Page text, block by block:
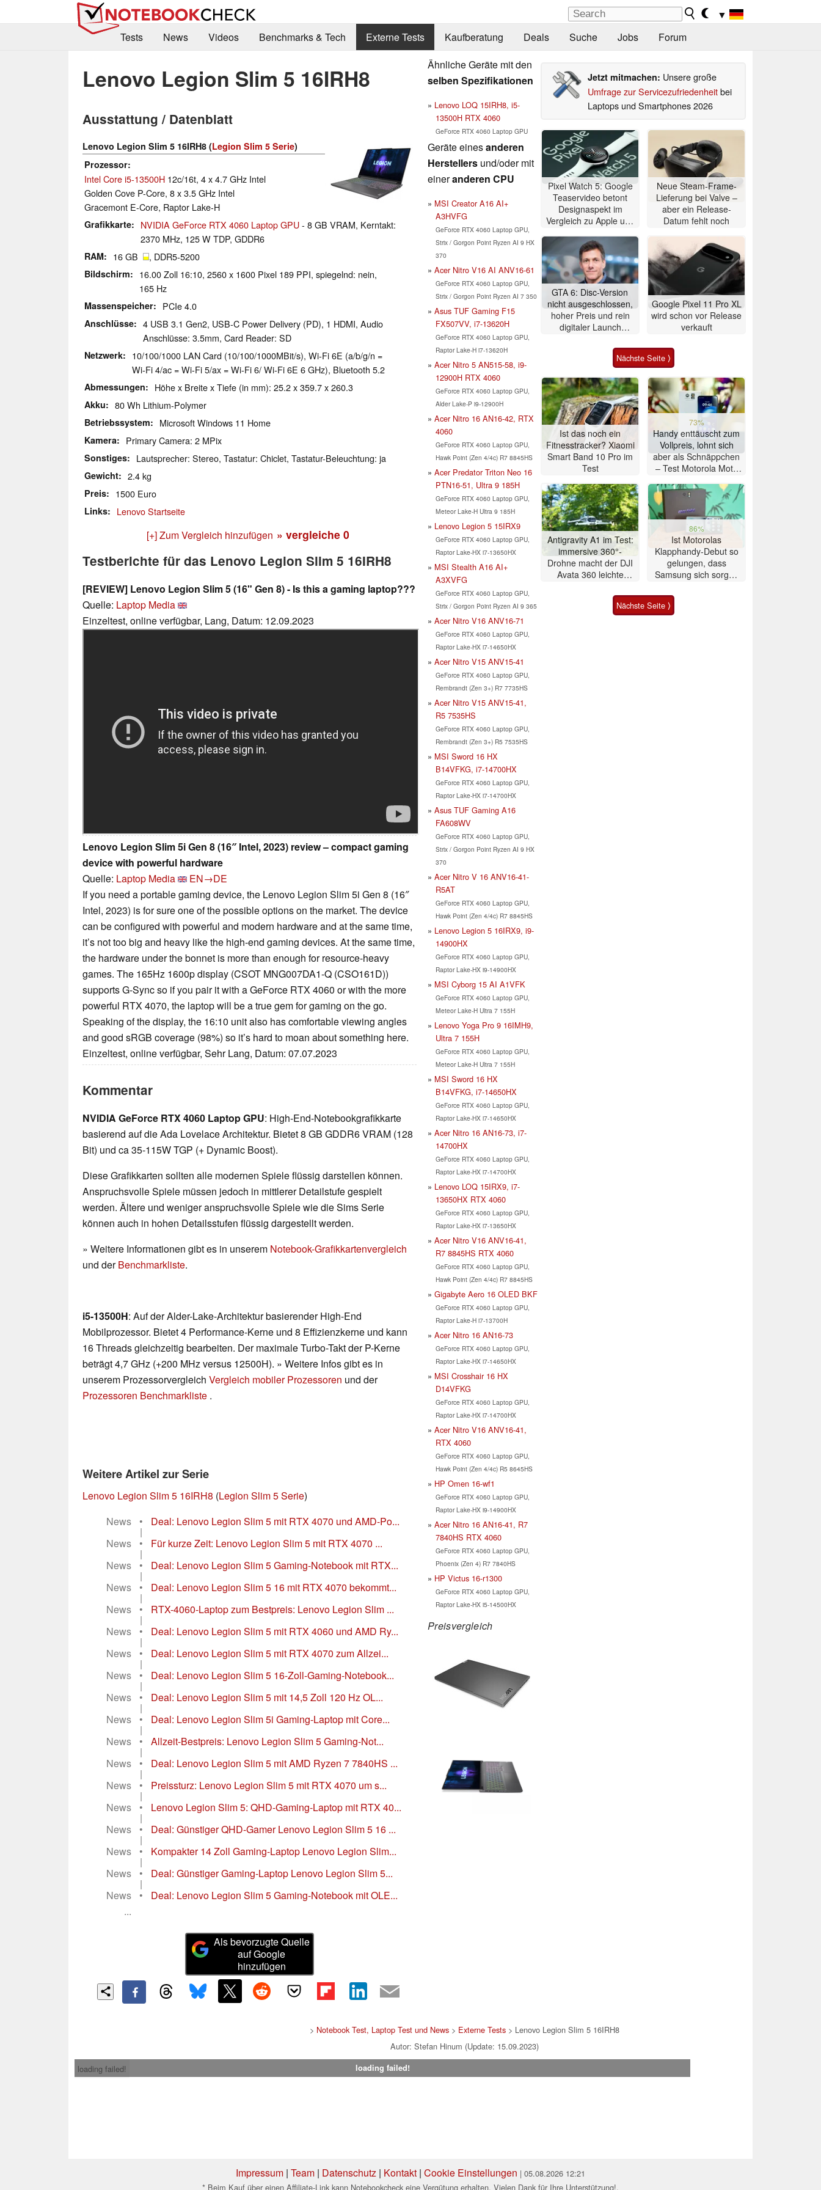
▼
Tests
News Videos Benchmarks & Tech Externe Tests Kaufberatung Deals Suche Jobs Forum
Lenovo Legion Slim 5 16IRH8
Ausstattung / Datenblatt
Lenovo Legion Slim 5 16IRH8 (Legion Slim 5 Serie)
Prozessor
Intel Core i5-13500H 12c/16t, 4 x 4.7 GHz Intel
Golden Cove P-Core, 8 x 3.5 GHz Intel
Gracemont E-Core, Raptor Lake-H
Grafikkarte NVIDIA GeForce RTX 4060 Laptop GPU- 8 GB VRAM, Kerntakt:
2370 MHz, 125 W TDP, GDDR6
RAM 16 GB , DDR5-5200
Bildschirm
16.00 Zoll 16:10, 2560 x 1600 Pixel 189 PPI, spiegelnd: nein,
165 Hz
Massenspeicher PCIe 4.0
Anschlüsse
4 USB 3.1 Gen2, USB-C Power Delivery (PD), 1 HDMI, Audio
Anschlüsse: 3.5mm, Card Reader: SD
Netzwerk
10/100/1000 LAN Card (10/100/1000MBit/s), Wi-Fi 6E (a/b/g/n =
Wi-Fi 4/ac = Wi-Fi 5/ax = Wi-Fi 6/ Wi-Fi 6E 6 GHz), Bluetooth 5.2
Abmessungen Höhe x Breite x Tiefe (in mm): 25.2 x 359.7 x 260.3
Akku 80 Wh Lithium-Polymer
Betriebssystem Microsoft Windows 11 Home
Kamera Primary Camera: 2 MPix
Sonstiges Lautsprecher: Stereo, Tastatur: Chiclet, Tastatur-Beleuchtung: ja
Gewicht 2.4 kg
Preis 1500 Euro
Links Lenovo Startseite
[+] Zum Vergleich hinzufügen » vergleiche 0
Testberichte für das Lenovo Legion Slim 5 16IRH8
[REVIEW] Lenovo Legion Slim 5 (16" Gen 8) - Is this a gaming laptop???
Quelle: Laptop Media
Einzeltest, online verfügbar, Lang, Datum: 12.09.2023
Lenovo Legion Slim 5i Gen 8 (16″ Intel, 2023) review – compact gaming
device with powerful hardware
Quelle: Laptop Media
EN→DE
If you need a portable gaming device, the Lenovo Legion Slim 5i Gen 8 (16″
Intel, 2023) is for sure one of the possible options on the market. The device
can be configured with powerful and modern hardware and at the same time,
it’s not too big and heavy like the high-end gaming devices. At the same time,
the hardware under the bonnet is more than enough for resource-heavy
games. The 165Hz 1600p display (CSOT MNG007DA1-Q (CSO161D))
supports G-Sync so if you pair it with a GeForce RTX 4060 or with the more
powerful RTX 4070, the laptop will be a true gem for gaming on the go.
Speaking of the display, the 16:10 unit also has comfortable viewing angles
and good sRGB coverage (98%) so it’s hard to moan about something here.
Einzeltest, online verfügbar, Sehr Lang, Datum: 07.07.2023
Kommentar
NVIDIA GeForce RTX 4060 Laptop GPU: High-End-Notebookgrafikkarte
basierend auf die Ada Lovelace Architektur. Bietet 8 GB GDDR6 VRAM (128
Bit) und ca 35-115W TGP (+ Dynamic Boost).
Diese Grafikkarten sollten alle modernen Spiele flüssig darstellen können.
Anspruchsvolle Spiele müssen jedoch in mittlerer Detailstufe gespielt
werden. Ältere und weniger anspruchsvolle Spiele wie die Sims Serie
können auch in hohen Detailsstufen flüssig dargestellt werden.
» Weitere Informationen gibt es in unserem Notebook-Grafikkartenvergleich
und derBenchmarkliste.
i5-13500H: Auf der Alder-Lake-Architektur basierender High-End
Mobilprozessor. Bietet 4 Performance-Kerne und 8 Effizienzkerne und kann
16 Threads gleichzeitig bearbeiten. Der maximale Turbo-Takt der P-Kerne
beträgt 4,7 GHz (+200 MHz versus 12500H). » Weitere Infos gibt es in
unserem Prozessorvergleich Vergleich mobiler Prozessoren und der
Prozessoren Benchmarkliste .
Weitere Artikel zur Serie
Lenovo Legion Slim 5 16IRH8 (Legion Slim 5 Serie)
News
• Deal: Lenovo Legion Slim 5 mit RTX 4070 und AMD-Po...
|
News
• Für kurze Zeit: Lenovo Legion Slim 5 mit RTX 4070 ...
|
News
• Deal: Lenovo Legion Slim 5 Gaming-Notebook mit RTX...
|
News
• Deal: Lenovo Legion Slim 5 16 mit RTX 4070 bekommt...
|
News
• RTX-4060-Laptop zum Bestpreis: Lenovo Legion Slim ...
|
News
• Deal: Lenovo Legion Slim 5 mit RTX 4060 und AMD Ry...
|
News
• Deal: Lenovo Legion Slim 5 mit RTX 4070 zum Allzei...
|
News
• Deal: Lenovo Legion Slim 5 16-Zoll-Gaming-Notebook...
|
News
• Deal: Lenovo Legion Slim 5 mit 14,5 Zoll 120 Hz OL...
|
News
• Deal: Lenovo Legion Slim 5i Gaming-Laptop mit Core...
|
News
• Allzeit-Bestpreis: Lenovo Legion Slim 5 Gaming-Not...
|
News
• Deal: Lenovo Legion Slim 5 mit AMD Ryzen 7 7840HS ...
|
News
• Preissturz: Lenovo Legion Slim 5 mit RTX 4070 um s...
|
News
• Lenovo Legion Slim 5: QHD-Gaming-Laptop mit RTX 40...
|
News
• Deal: Günstiger QHD-Gamer Lenovo Legion Slim 5 16 ...
|
News
• Kompakter 14 Zoll Gaming-Laptop Lenovo Legion Slim...
|
News
• Deal: Günstiger Gaming-Laptop Lenovo Legion Slim 5...
|
News
•
Deal: Lenovo Legion Slim 5 Gaming-Notebook mit OLE...
...
Als bevorzugte Quelle
auf Google
hinzufügen
Ähnliche Geräte mit den
selben Spezifikationen
Lenovo LOQ 15IRH8, i5-
13500H RTX 4060
GeForce RTX 4060 Laptop GPU
Geräte einesanderen
Herstellers und/oder mit
eineranderen CPU
MSI Creator A16 AI+
A3HVFG
GeForce RTX 4060 Laptop GPU,
Strix / Gorgon Point Ryzen AI 9 HX
370
Acer Nitro V16 AI ANV16-61
GeForce RTX 4060 Laptop GPU,
Strix / Gorgon Point Ryzen AI 7 350
Asus TUF Gaming F15
FX507VV, i7-13620H
GeForce RTX 4060 Laptop GPU,
Raptor Lake-H i7-13620H
Acer Nitro 5 AN515-58, i9-
12900H RTX 4060
GeForce RTX 4060 Laptop GPU,
Alder Lake-P i9-12900H
Acer Nitro 16 AN16-42, RTX
4060
GeForce RTX 4060 Laptop GPU,
Hawk Point (Zen 4/4c) R7 8845HS
Acer Predator Triton Neo 16
PTN16-51, Ultra 9 185H
GeForce RTX 4060 Laptop GPU,
Meteor Lake-H Ultra 9 185H
Lenovo Legion 5 15IRX9
GeForce RTX 4060 Laptop GPU,
Raptor Lake-HX i7-13650HX
MSI Stealth A16 AI+
A3XVFG
GeForce RTX 4060 Laptop GPU,
Strix / Gorgon Point Ryzen AI 9 365
Acer Nitro V16 ANV16-71
GeForce RTX 4060 Laptop GPU,
Raptor Lake-HX i7-14650HX
Acer Nitro V15 ANV15-41
GeForce RTX 4060 Laptop GPU,
Rembrandt (Zen 3+) R7 7735HS
Acer Nitro V15 ANV15-41,
R5 7535HS
GeForce RTX 4060 Laptop GPU,
Rembrandt (Zen 3+) R5 7535HS
MSI Sword 16 HX
B14VFKG, i7-14700HX
GeForce RTX 4060 Laptop GPU,
Raptor Lake-HX i7-14700HX
Asus TUF Gaming A16
FA608WV
GeForce RTX 4060 Laptop GPU,
Strix / Gorgon Point Ryzen AI 9 HX
370
Acer Nitro V 16 ANV16-41-
R5AT
GeForce RTX 4060 Laptop GPU,
Hawk Point (Zen 4/4c) R7 8845HS
Lenovo Legion 5 16IRX9, i9-
14900HX
GeForce RTX 4060 Laptop GPU,
Raptor Lake-HX i9-14900HX
MSI Cyborg 15 AI A1VFK
GeForce RTX 4060 Laptop GPU,
Meteor Lake-H Ultra 7 155H
Lenovo Yoga Pro 9 16IMH9,
Ultra 7 155H
GeForce RTX 4060 Laptop GPU,
Meteor Lake-H Ultra 7 155H
MSI Sword 16 HX
B14VFKG, i7-14650HX
GeForce RTX 4060 Laptop GPU,
Raptor Lake-HX i7-14650HX
Acer Nitro 16 AN16-73, i7-
14700HX
GeForce RTX 4060 Laptop GPU,
Raptor Lake-HX i7-14700HX
Lenovo LOQ 15IRX9, i7-
13650HX RTX 4060
GeForce RTX 4060 Laptop GPU,
Raptor Lake-HX i7-13650HX
Acer Nitro V16 ANV16-41,
R7 8845HS RTX 4060
GeForce RTX 4060 Laptop GPU,
Hawk Point (Zen 4/4c) R7 8845HS
Gigabyte Aero 16 OLED BKF
GeForce RTX 4060 Laptop GPU,
Raptor Lake-H i7-13700H
Acer Nitro 16 AN16-73
GeForce RTX 4060 Laptop GPU,
Raptor Lake-HX i7-14650HX
MSI Crosshair 16 HX
D14VFKG
GeForce RTX 4060 Laptop GPU,
Raptor Lake-HX i7-14700HX
Acer Nitro V16 ANV16-41,
RTX 4060
GeForce RTX 4060 Laptop GPU,
Hawk Point (Zen 4/4c) R5 8645HS
HP Omen 16-wf1
GeForce RTX 4060 Laptop GPU,
Raptor Lake-HX i9-14900HX
Acer Nitro 16 AN16-41, R7
7840HS RTX 4060
GeForce RTX 4060 Laptop GPU,
Phoenix (Zen 4) R7 7840HS
HP Victus 16-r1300
GeForce RTX 4060 Laptop GPU,
Raptor Lake-HX i5-14500HX
Preisvergleich
Jetzt mitmachen: Unsere große
Umfrage zur Servicezufriedenheitbei
Laptops und Smartphones 2026
Pixel Watch 5: Google
Teaservideo betont
Designaspekt im
Vergleich zu Apple und
Neue Steam-Frame-
Lieferung bei Valve –
aber ein Release-
Datum fehlt noch
GTA 6: Disc-Version
nicht ausgeschlossen,
hoher Preis und rein
digitaler Launch
Google Pixel 11 Pro XL
wird schon vor Release
verkauft
Nächste Seite ⟩
Ist das noch ein
Fitnesstracker? Xiaomi
Smart Band 10 Pro im
Test
73%
Handy enttäuscht zum
Vollpreis, lohnt sich
aber als Schnäppchen
– Test Motorola Moto
Antigravity A1 im Test:
immersive 360°-
Drohne macht der DJI
Avata 360 leichte
86%
Ist Motorolas
Klapphandy-Debut so
gelungen, dass
Samsung sich sorgen
Smartphone im Test
Nächste Seite ⟩
> Notebook Test, Laptop Test und News> Externe Tests> Lenovo Legion Slim 5 16IRH8
Autor: Stefan Hinum (Update: 15.09.2023)
loading failed!
loading failed!
Impressum | Team | Datenschutz | Kontakt | Cookie Einstellungen | 05.08.2026 12:21
* Beim Kauf über einen Affiliate-Link kann Notebookcheck eine Vergütung erhalten. Vielen Dank für Ihre Unterstützung!.